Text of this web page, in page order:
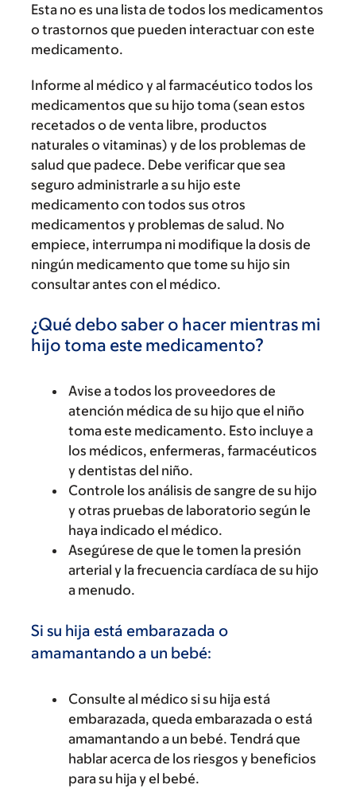
Esta no es una lista de todos los medicamentos
o trastornos que pueden interactuar con este
medicamento.
Informe al médico y al farmacéutico todos los
medicamentos que su hijo toma (sean estos
recetados o de venta libre, productos
naturales o vitaminas) y de los problemas de
salud que padece. Debe verificar que sea
seguro administrarle a su hijo este
medicamento con todos sus otros
medicamentos y problemas de salud. No
empiece, interrumpa ni modifique la dosis de
ningún medicamento que tome su hijo sin
consultar antes con el médico.
¿Qué debo saber o hacer mientras mi
hijo toma este medicamento?
Avise a todos los proveedores de
atención médica de su hijo que el niño
toma este medicamento. Esto incluye a
los médicos, enfermeras, farmacéuticos
y dentistas del niño.
Controle los análisis de sangre de su hijo
y otras pruebas de laboratorio según le
haya indicado el médico.
Asegúrese de que le tomen la presión
arterial y la frecuencia cardíaca de su hijo
a menudo.
Si su hija está embarazada o
amamantando a un bebé:
Consulte al médico si su hija está
embarazada, queda embarazada o está
amamantando a un bebé. Tendrá que
hablar acerca de los riesgos y beneficios
para su hija y el bebé.